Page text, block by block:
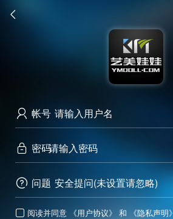

 帐号
 密码
 问题 安全提问(未设置请忽略)
 阅读并同意 《用户协议》 和 《隐私声明》